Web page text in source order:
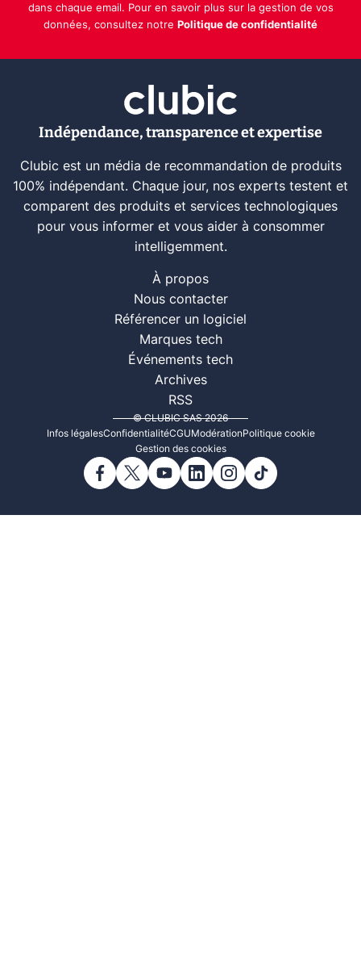
dans chaque email. Pour en savoir plus sur la gestion de vos
données, consultez notre Politique de confidentialité
Indépendance, transparence et expertise
Clubic est un média de recommandation de produits
100% indépendant. Chaque jour, nos experts testent et
comparent des produits et services technologiques
pour vous informer et vous aider à consommer
intelligemment.
À propos
Nous contacter
Référencer un logiciel
Marques tech
Événements tech
Archives
RSS
© CLUBIC SAS 2026
Infos légalesConfidentialitéCGUModérationPolitique cookie
Gestion des cookies